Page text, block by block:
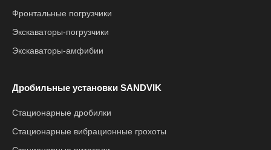
Фронтальные погрузчики
Экскаваторы-погрузчики
Экскаваторы-амфибии
Дробильные установки SANDVIK
Стационарные дробилки
Стационарные вибрационные грохоты